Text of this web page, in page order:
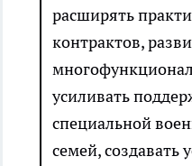
расширять
контрактов,
усиливать
специальной
семей, создавать